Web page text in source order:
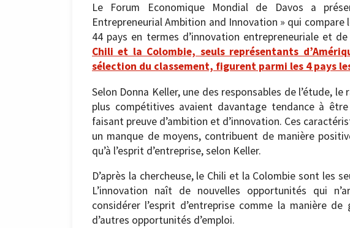
Le Forum Economique Mondial de Davos a
Entrepreneurial Ambition and Innovation » qui
44 pays en termes d’innovation entrepreneuriale et
Chili et la Colombie, seuls représentants
sélection du classement, figurent parmi les 4 pays
Selon Donna Keller, une des responsables de l’étude,
plus compétitives avaient davantage tendance à
faisant preuve d’ambition et d’innovation. Ces
un manque de moyens, contribuent de manière
qu’à l’esprit d’entreprise, selon Keller.
D’après la chercheuse, le Chili et la Colombie sont les
L’innovation naît de nouvelles opportunités qui
considérer l’esprit d’entreprise comme la manière
d’autres opportunités d’emploi.